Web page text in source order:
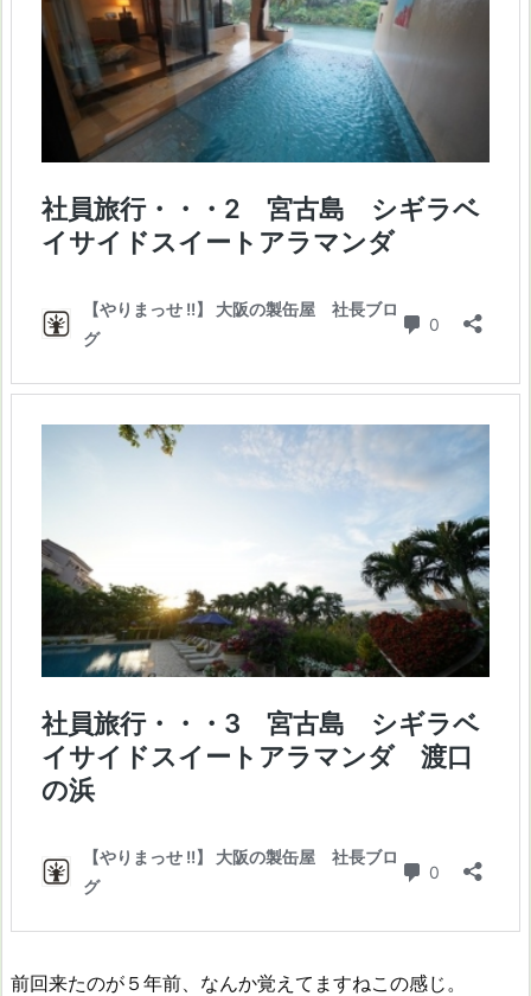
前回来たのが５年前、なんか覚えてますねこの感じ。